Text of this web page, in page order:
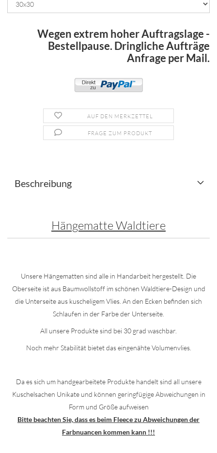
Wegen extrem hoher Auftragslage -
Bestellpause. Dringliche Aufträge
Anfrage per Mail.
AUF DEN MERKZETTEL
FRAGE ZUM PRODUKT
Beschreibung
Hängematte Waldtiere
Unsere Hängematten sind alle in Handarbeit hergestellt. Die
Oberseite ist aus Baumwollstoff im schönen Waldtiere-Design und
die Unterseite aus kuscheligem Vlies. An den Ecken befinden sich
Schlaufen in der Farbe der Unterseite.
All unsere Produkte sind bei 30 grad waschbar.
Noch mehr Stabilität bietet das eingenähte Volumenvlies.
Da es sich um handgearbeitete Produkte handelt sind all unsere
Kuschelsachen Unikate und können geringfügige Abweichungen in
Form und Größe aufweisen
Bitte beachten Sie, dass es beim Fleece zu Abweichungen der
Farbnuancen kommen kann !!!